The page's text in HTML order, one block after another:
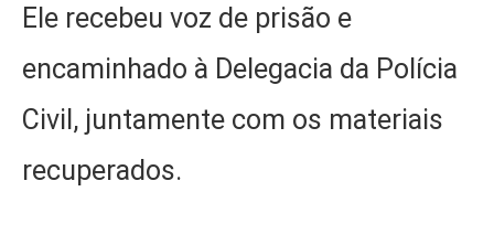
Ele recebeu voz de prisão e
encaminhado à Delegacia da Polícia
Civil, juntamente com os materiais
recuperados.